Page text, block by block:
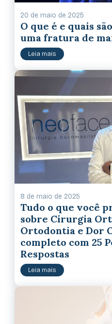
20 de maio de 2025
O que é e quais
uma fratura de
Leia mais
8 de maio de 2025
Tudo o que você
sobre Cirurgia
Ortodontia e Dor
completo com 25
Respostas
Leia mais